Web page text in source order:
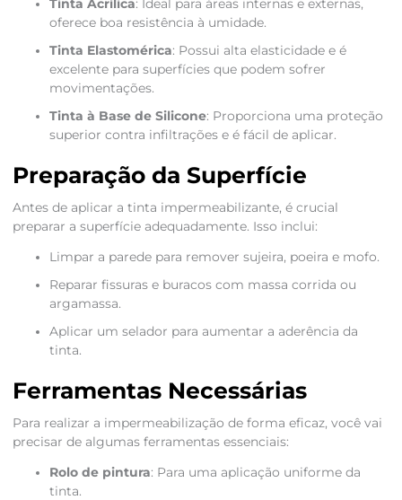
Tinta Acrílica: Ideal para áreas internas e externas,
oferece boa resistência à umidade.
Tinta Elastomérica: Possui alta elasticidade e é
excelente para superfícies que podem sofrer
movimentações.
Tinta à Base de Silicone: Proporciona uma proteção
superior contra infiltrações e é fácil de aplicar.
Preparação da Superfície
Antes de aplicar a tinta impermeabilizante, é crucial
preparar a superfície adequadamente. Isso inclui:
Limpar a parede para remover sujeira, poeira e mofo.
Reparar fissuras e buracos com massa corrida ou
argamassa.
Aplicar um selador para aumentar a aderência da
tinta.
Ferramentas Necessárias
Para realizar a impermeabilização de forma eficaz, você vai
precisar de algumas ferramentas essenciais:
Rolo de pintura: Para uma aplicação uniforme da
tinta.